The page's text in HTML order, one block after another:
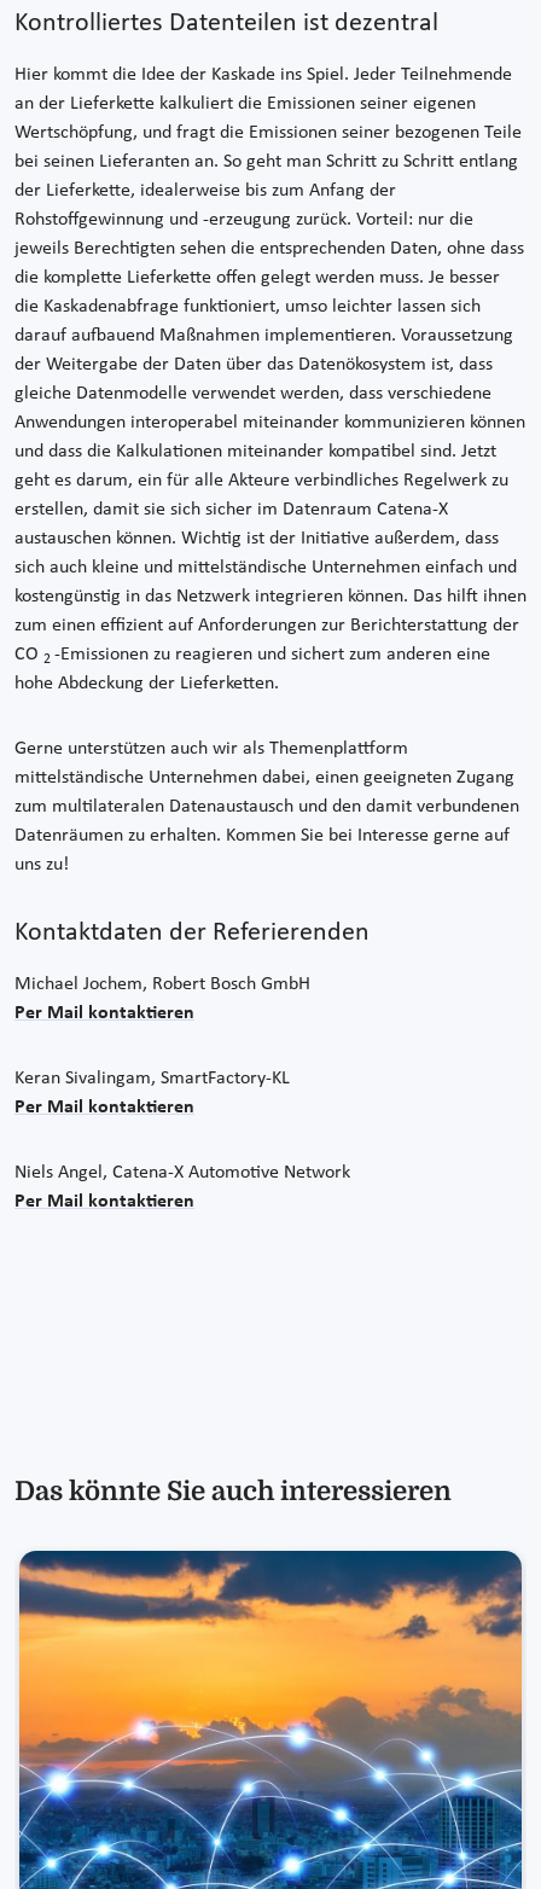
Kontrolliertes Datenteilen ist dezentral
Hier kommt die Idee der Kaskade ins Spiel. Jeder Teilnehmende
an der Lieferkette kalkuliert die Emissionen seiner eigenen
Wertschöpfung, und fragt die Emissionen seiner bezogenen Teile
bei seinen Lieferanten an. So geht man Schritt zu Schritt entlang
der Lieferkette, idealerweise bis zum Anfang der
Rohstoffgewinnung und -erzeugung zurück. Vorteil: nur die
jeweils Berechtigten sehen die entsprechenden Daten, ohne dass
die komplette Lieferkette offen gelegt werden muss. Je besser
die Kaskadenabfrage funktioniert, umso leichter lassen sich
darauf aufbauend Maßnahmen implementieren. Voraussetzung
der Weitergabe der Daten über das Datenökosystem ist, dass
gleiche Datenmodelle verwendet werden, dass verschiedene
Anwendungen interoperabel miteinander kommunizieren können
und dass die Kalkulationen miteinander kompatibel sind. Jetzt
geht es darum, ein für alle Akteure verbindliches Regelwerk zu
erstellen, damit sie sich sicher im Datenraum Catena-X
austauschen können. Wichtig ist der Initiative außerdem, dass
sich auch kleine und mittelständische Unternehmen einfach und
kostengünstig in das Netzwerk integrieren können. Das hilft ihnen
zum einen effizient auf Anforderungen zur Berichterstattung der
CO 2 -Emissionen zu reagieren und sichert zum anderen eine
hohe Abdeckung der Lieferketten.
Gerne unterstützen auch wir als Themenplattform
mittelständische Unternehmen dabei, einen geeigneten Zugang
zum multilateralen Datenaustausch und den damit verbundenen
Datenräumen zu erhalten. Kommen Sie bei Interesse gerne auf
uns zu!
Kontaktdaten der Referierenden
Michael Jochem, Robert Bosch GmbH
Per Mail kontaktieren
Keran Sivalingam, SmartFactory-KL
Per Mail kontaktieren
Niels Angel, Catena-X Automotive Network
Per Mail kontaktieren
Das könnte Sie auch interessieren